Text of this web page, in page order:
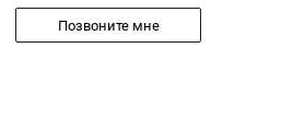
Позвоните мне